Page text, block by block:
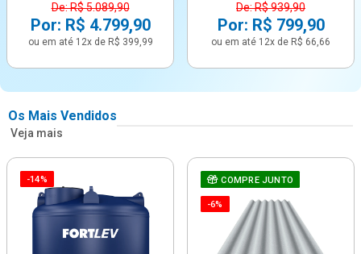
De: R$ 5.089,90
Por: R$ 4.799,90
ou em até 12x de R$ 399,99
De: R$ 939,90
Por: R$ 799,90
ou em até 12x de R$ 66,66
Os Mais Vendidos
Veja mais
-14% COMPRE JUNTO
-6%